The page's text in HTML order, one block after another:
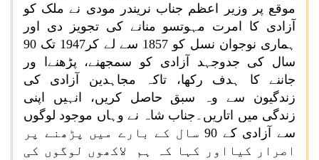
موقع پر وزیر اعظم جناب نریندر مودی نے ملک کو
آزادی کا امرت مہوتسو منانے کی تجویز دی اور
ہماری نوجوان نسل کو 1857 سے لے کر1947 تک 90
سال کی جدوجہد آزادی کو سمجھنے، پڑھنےا ور
جاننے کا ہدف رکھا، تاکہ مجاہدین آزادی کی
زندگیون سے وہ سبق حاصل کریں، انہیں اپنی
زندگی میں اتاریں۔جناب شاہ نے وہاں موجود لوگوں
سے آزادی کے 90 سال کے بارے میں پڑھنے پر
اصرار کیااور کہا کہ ہم لاکھوں لوگوں کی